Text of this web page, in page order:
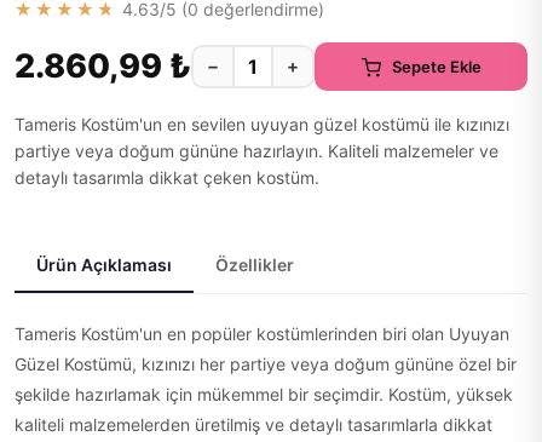
★★★★★ 4.63/5 (0 değerlendirme)
2.860,99 ₺ − + Sepete Ekle
Tameris Kostüm'un en sevilen uyuyan güzel kostümü ile kızınızı
partiye veya doğum gününe hazırlayın. Kaliteli malzemeler ve
detaylı tasarımla dikkat çeken kostüm.
Ürün Açıklaması Özellikler
Tameris Kostüm'un en popüler kostümlerinden biri olan Uyuyan
Güzel Kostümü, kızınızı her partiye veya doğum gününe özel bir
şekilde hazırlamak için mükemmel bir seçimdir. Kostüm, yüksek
kaliteli malzemelerden üretilmiş ve detaylı tasarımlarla dikkat